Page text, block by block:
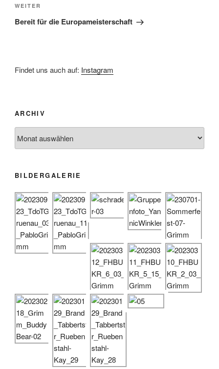
Nächster
Beitrag
WEITER
Bereit für die Europameisterschaft
Findet uns auch auf: Instagram
ARCHIV
BILDERGALERIE